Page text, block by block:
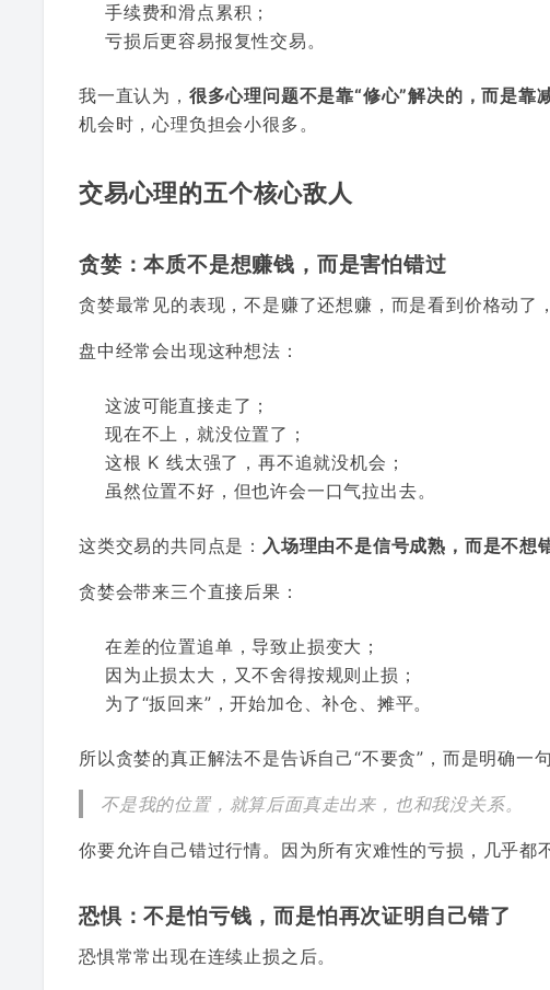
手续费和滑点累积；
亏损后更容易报复性交易。
我一直认为， 很多心理问题不是靠“修心”解决的，而是靠
机会时，心理负担会小很多。
交易心理的五个核心敌人
贪婪：本质不是想赚钱，而是害怕错过
贪婪最常见的表现，不是赚了还想赚，而是看到价格动了
盘中经常会出现这种想法：
这波可能直接走了；
现在不上，就没位置了；
这根 K 线太强了，再不追就没机会；
虽然位置不好，但也许会一口气拉出去。
这类交易的共同点是： 入场理由不是信号成熟，而是不想
贪婪会带来三个直接后果：
在差的位置追单，导致止损变大；
因为止损太大，又不舍得按规则止损；
为了“扳回来”，开始加仓、补仓、摊平。
所以贪婪的真正解法不是告诉自己“不要贪”，而是明确一句
不是我的位置，就算后面真走出来，也和我没关系。
你要允许自己错过行情。因为所有灾难性的亏损，几乎都
恐惧：不是怕亏钱，而是怕再次证明自己错了
恐惧常常出现在连续止损之后。